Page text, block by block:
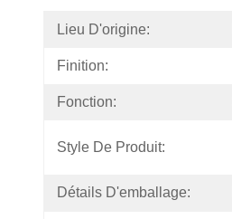
Lieu D'origine:
Finition:
Fonction:
Style De Produit:
Détails D'emballage: